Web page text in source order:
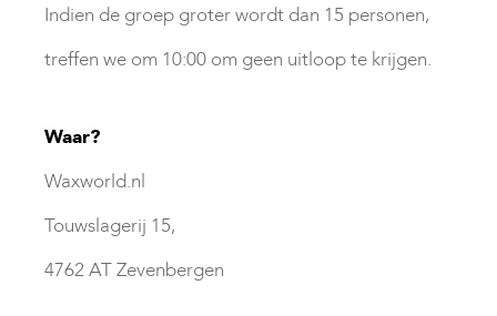
Indien de groep groter wordt dan 15 personen,
treffen we om 10:00 om geen uitloop te krijgen.
Waar?
Waxworld.nl
Touwslagerij 15,
4762 AT Zevenbergen